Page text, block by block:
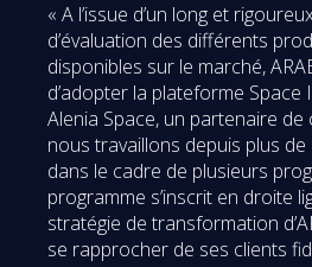
« A l’issue d’un long et
d’évaluation des différents
disponibles sur le marché,
d’adopter la plateforme Space
Alenia Space, un partenaire
nous travaillons depuis plus
dans le cadre de plusieurs
programme s’inscrit en droite
stratégie de transformation
se rapprocher de ses clients